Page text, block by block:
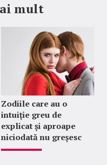
mult
Zodiile care au o
intuiție greu de
explicat și aproape
niciodată nu greșesc